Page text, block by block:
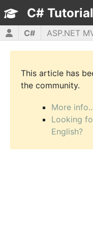
C# Tutorial
C# ASP.NET
HTML5
This article has
the community.
More
Looking
English?